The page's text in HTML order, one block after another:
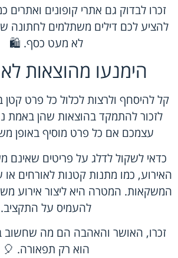
זכרו לבדוק גם אתרי קופונים ואתרים
להציע לכם דילים משתלמים לחתונה
לא מעט כסף. 🛍️
הימנעו מהוצאות
קל להיסחף ולרצות לכלול כל פרט
לזכור להתמקד בהוצאות שהן באמת
עצמכם אם כל פרט מוסיף באופן
כדאי לשקול לדלג על פריטים שאינם
האירוע, כמו מתנות קטנות לאורחים או
המשקאות. המטרה היא ליצור אירוע
להעמיס על התקציב.
זכרו, האושר והאהבה הם מה
הוא רק תפאורה. 🎈